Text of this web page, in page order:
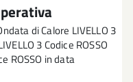
di Calore LIVELLO 3
3 Codice ROSSO
ROSSO in data